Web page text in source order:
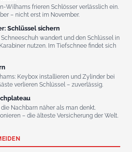
Wilhams frieren Schlösser verlässlich ein.
– nicht erst im November.
Schlüssel sichern
wandert und den Schlüssel in
nutzen. Im Tiefschnee findet sich
Keybox installieren und Zylinder bei
verlieren Schlüssel – zuverlässig.
Nachbarn näher als man denkt.
– die älteste Versicherung der Welt.